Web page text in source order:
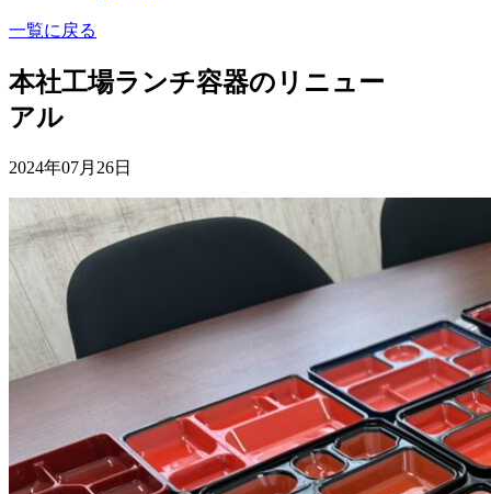
一覧に戻る
本社工場ランチ容器のリニュー
アル
2024年07月26日